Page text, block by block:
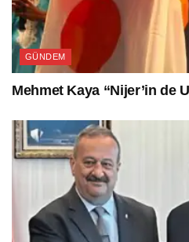
GÜNDEM
Mehmet Kaya “Nijer’in de